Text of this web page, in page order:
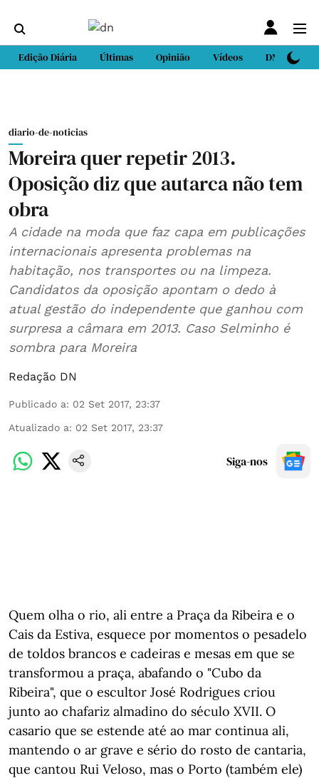
Edição Diária Últimas Opinião Vídeos DN Sport
diario-de-noticias
Moreira quer repetir 2013.
Oposição diz que autarca não tem
obra
A cidade na moda que faz capa em publicações
internacionais apresenta problemas na
habitação, nos transportes ou na limpeza.
Candidatos da oposição apontam o dedo à
atual gestão do independente que ganhou com
surpresa a câmara em 2013. Caso Selminho é
sombra para Moreira
Redação DN
Publicado a: 02 Set 2017, 23:37
Atualizado a: 02 Set 2017, 23:37
Siga-nos
Quem olha o rio, ali entre a Praça da Ribeira e o
Cais da Estiva, esquece por momentos o pesadelo
de toldos brancos e cadeiras e mesas em que se
transformou a praça, abafando o "Cubo da
Ribeira", que o escultor José Rodrigues criou
junto ao chafariz almadino do século XVII. O
casario que se estende até ao mar continua ali,
mantendo o ar grave e sério do rosto de cantaria,
que cantou Rui Veloso, mas o Porto (também ele)